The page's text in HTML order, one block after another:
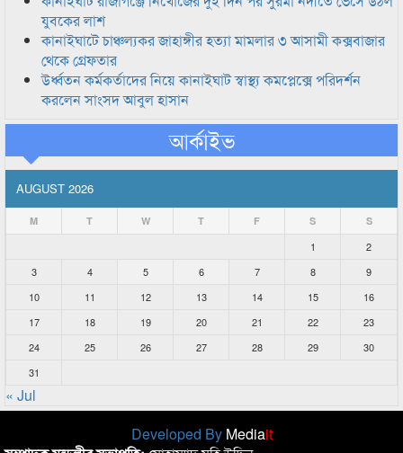
যুবকের লাশ
কানাইঘাটে চাঞ্চল্যকর জাহাঙ্গীর হত্যা মামলার ৩ আসামী কক্সবাজার
থেকে গ্রেফতার
উর্ধ্বতন কর্মকর্তাদের নিয়ে কানাইঘাট স্বাস্থ্য কমপ্লেক্সে পরিদর্শন
করলেন সাংসদ আবুল হাসান
আর্কাইভ
AUGUST 2026
M T W T F S S
1
2
3
4 5 6 7 8
9
10
11 12 13 14 15
16
17
18 19 20 21 22
23
24
25 26 27 28 29
30
31
« Jul
Developed By Mediait